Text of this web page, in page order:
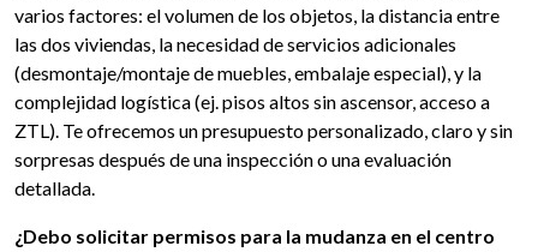
varios factores: el volumen de los objetos, la distancia entre
las dos viviendas, la necesidad de servicios adicionales
(desmontaje/montaje de muebles, embalaje especial), y la
complejidad logística (ej. pisos altos sin ascensor, acceso a
ZTL). Te ofrecemos un presupuesto personalizado, claro y sin
sorpresas después de una inspección o una evaluación
detallada.
¿Debo solicitar permisos para la mudanza en el centro